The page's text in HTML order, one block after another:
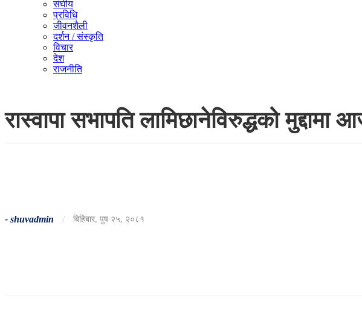
संघीय
प्रविधि
जीवनशैली
दर्शन / संस्कृति
विचार
देश
राजनीति
रास्वापा सभापति लामिछानेविरुद्धको
- shuvadmin / बिहिबार, पुष २५, २०८१